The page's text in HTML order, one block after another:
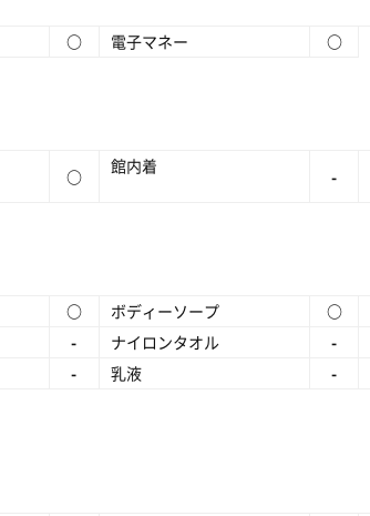
○ 電子マネー ○
○ 館内着 -
○ ボディーソープ ○
- ナイロンタオル -
- 乳液 -